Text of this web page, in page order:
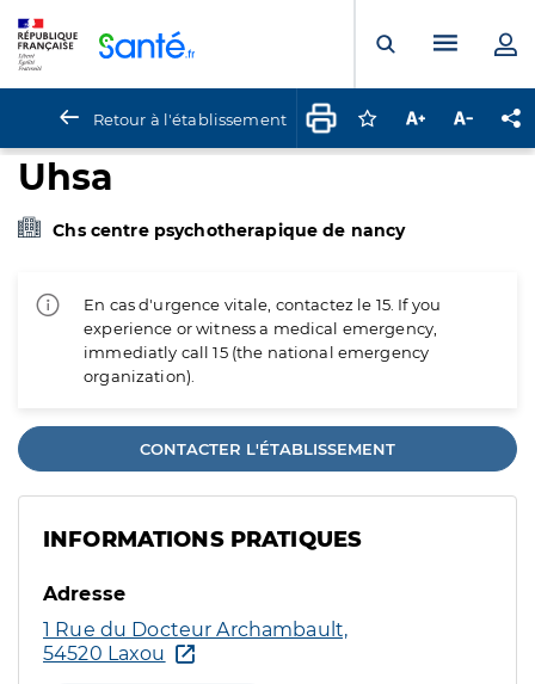
Ouvrir laMenu
Retour à l'établissement Connectez-vous
Augmenter la
Uhsa
Chs centre psychotherapique de nancy
En cas d'urgence vitale, contactez le 15. If you
experience or witness a medical emergency,
immediatly call 15 (the national emergency
organization).
CONTACTER L'ÉTABLISSEMENT
INFORMATIONS PRATIQUES
Adresse
1 Rue du Docteur Archambault,
54520 Laxou